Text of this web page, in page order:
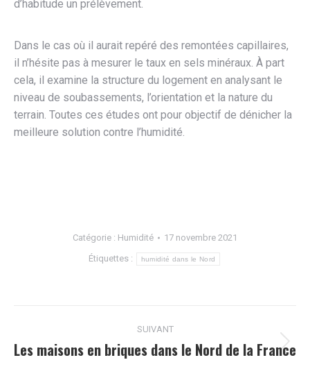
d’habitude un prélèvement.
Dans le cas où il aurait repéré des remontées capillaires,
il n’hésite pas à mesurer le taux en sels minéraux. À part
cela, il examine la structure du logement en analysant le
niveau de soubassements, l’orientation et la nature du
terrain. Toutes ces études ont pour objectif de dénicher la
meilleure solution contre l’humidité.
Catégorie : Humidité 17 novembre 2021
Étiquettes : humidité dans le Nord
article
SUIVANT
Article
Les maisons en briques dans le Nord de la France